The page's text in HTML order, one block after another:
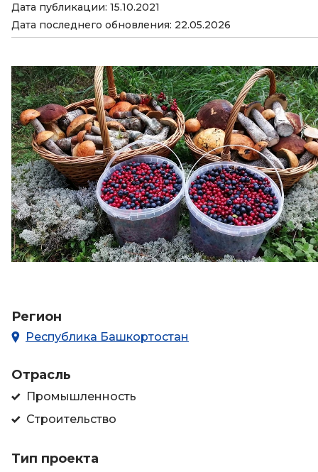
Дата публикации: 15.10.2021
Дата последнего обновления: 22.05.2026
Регион
Республика Башкортостан
Отрасль
Промышленность
Строительство
Тип проекта